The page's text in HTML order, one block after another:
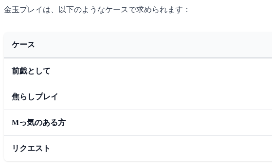
金玉プレイは、以下のようなケースで求められます：
ケース
前戯として
焦らしプレイ
Mっ気のある方
リクエスト